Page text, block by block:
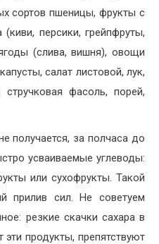
сортов пшеницы, фрукты с
персики, грейпфруты,
(слива, вишня), овощи
салат листовой, лук,
стручковая фасоль, порей,
получается, за полчаса до
усваиваемые углеводы:
или сухофрукты. Такой
прилив сил. Не советуем
резкие скачки сахара в
продукты, препятствуют